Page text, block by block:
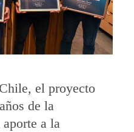
el proyecto
de la
a la